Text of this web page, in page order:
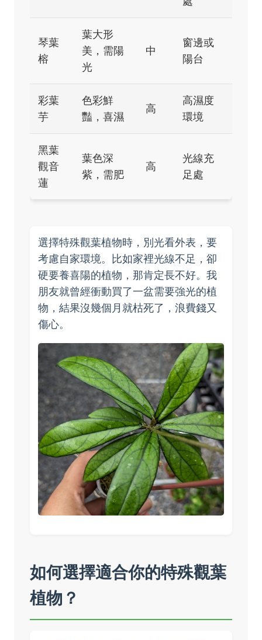
琴葉
榕
葉大形
美，需陽
光
中
窗邊或
陽台
彩葉
芋
色彩鮮
豔，喜濕
高
高濕度
環境
黑葉
觀音
蓮
葉色深
紫，需肥
高
光線充
足處
選擇特殊觀葉植物時，別光看外表，要
考慮自家環境。比如家裡光線不足，卻
硬要養喜陽的植物，那肯定長不好。我
朋友就曾經衝動買了一盆需要強光的植
物，結果沒幾個月就枯死了，浪費錢又
傷心。
如何選擇適合你的特殊觀葉
植物？